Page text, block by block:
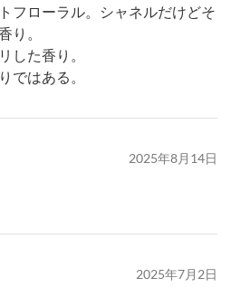
フローラル。シャネルだけどそ
り。
した香り。
ではある。
2025年8月14日
2025年7月2日